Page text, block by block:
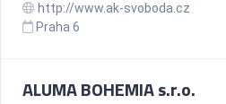
http://www.ak-svoboda.cz
Praha 6
ALUMA BOHEMIA s.r.o.